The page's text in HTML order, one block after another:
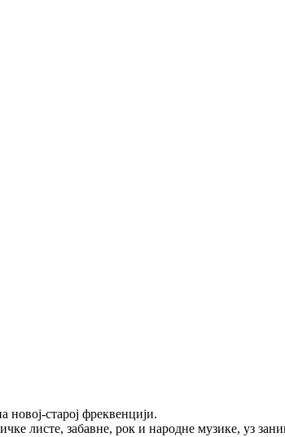
старој фреквенцији.
листе, забавне, рок и народне музике, уз